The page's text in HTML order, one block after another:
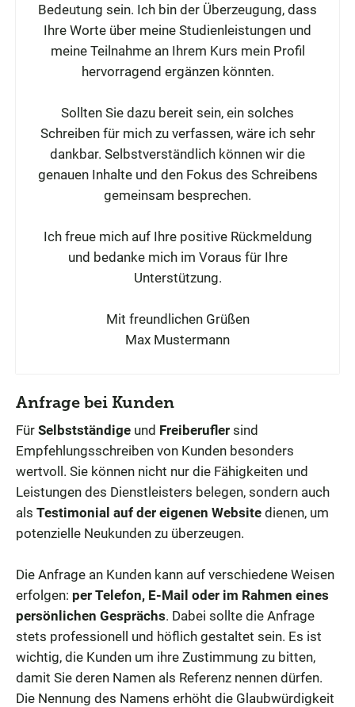
Bedeutung sein. Ich bin der Überzeugung, dass
Ihre Worte über meine Studienleistungen und
meine Teilnahme an Ihrem Kurs mein Profil
hervorragend ergänzen könnten.
Sollten Sie dazu bereit sein, ein solches
Schreiben für mich zu verfassen, wäre ich sehr
dankbar. Selbstverständlich können wir die
genauen Inhalte und den Fokus des Schreibens
gemeinsam besprechen.
Ich freue mich auf Ihre positive Rückmeldung
und bedanke mich im Voraus für Ihre
Unterstützung.
Mit freundlichen Grüßen
Max Mustermann
Anfrage bei Kunden
Für Selbstständige und Freiberufler sind
Empfehlungsschreiben von Kunden besonders
wertvoll. Sie können nicht nur die Fähigkeiten und
Leistungen des Dienstleisters belegen, sondern auch
als Testimonial auf der eigenen Website dienen, um
potenzielle Neukunden zu überzeugen.
Die Anfrage an Kunden kann auf verschiedene Weisen
erfolgen: per Telefon, E-Mail oder im Rahmen eines
persönlichen Gesprächs. Dabei sollte die Anfrage
stets professionell und höflich gestaltet sein. Es ist
wichtig, die Kunden um ihre Zustimmung zu bitten,
damit Sie deren Namen als Referenz nennen dürfen.
Die Nennung des Namens erhöht die Glaubwürdigkeit